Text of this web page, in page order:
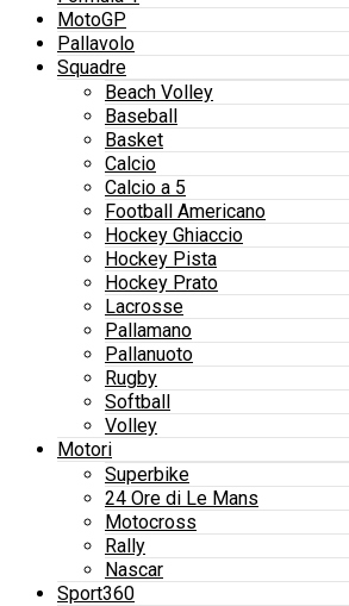
MotoGP
Pallavolo
Squadre
Beach Volley
Baseball
Basket
Calcio
Calcio a 5
Football Americano
Hockey Ghiaccio
Hockey Pista
Hockey Prato
Lacrosse
Pallamano
Pallanuoto
Rugby
Softball
Volley
Motori
Superbike
24 Ore di Le Mans
Motocross
Rally
Nascar
Sport360